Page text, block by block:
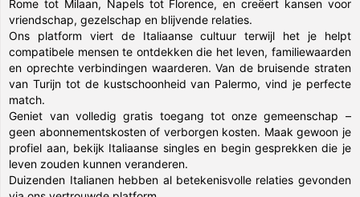
Rome tot Milaan, Napels tot Florence, en creëert kansen voor
vriendschap, gezelschap en blijvende relaties.
Ons platform viert de Italiaanse cultuur terwijl het je helpt
compatibele mensen te ontdekken die het leven, familiewaarden
en oprechte verbindingen waarderen. Van de bruisende straten
van Turijn tot de kustschoonheid van Palermo, vind je perfecte
match.
Geniet van volledig gratis toegang tot onze gemeenschap –
geen abonnementskosten of verborgen kosten. Maak gewoon je
profiel aan, bekijk Italiaanse singles en begin gesprekken die je
leven zouden kunnen veranderen.
Duizenden Italianen hebben al betekenisvolle relaties gevonden